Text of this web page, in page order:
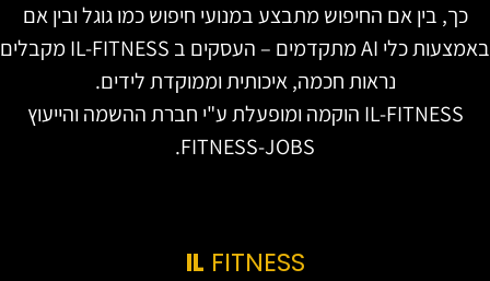
כך, בין אם החיפוש מתבצע במנועי חיפוש כמו גוגל ובין אם
באמצעות כלי AI מתקדמים – העסקים ב IL-FITNESS מקבלים
נראות חכמה, איכותית וממוקדת לידים.
IL-FITNESS הוקמה ומופעלת ע"י חברת ההשמה והייעוץ
FITNESS-JOBS.
IL FITNESS